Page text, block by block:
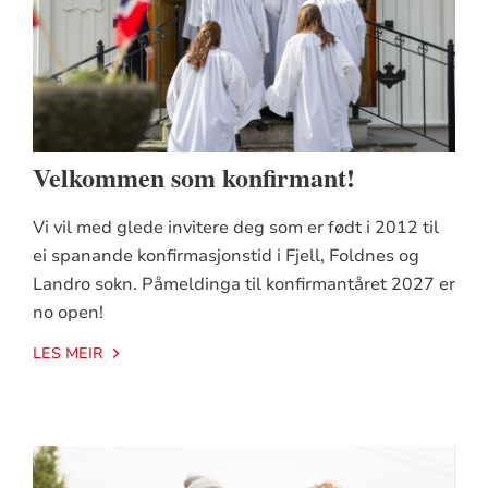
Velkommen som konfirmant!
Vi vil med glede invitere deg som er født i 2012 til
ei spanande konfirmasjonstid i Fjell, Foldnes og
Landro sokn. Påmeldinga til konfirmantåret 2027 er
no open!
LES MEIR